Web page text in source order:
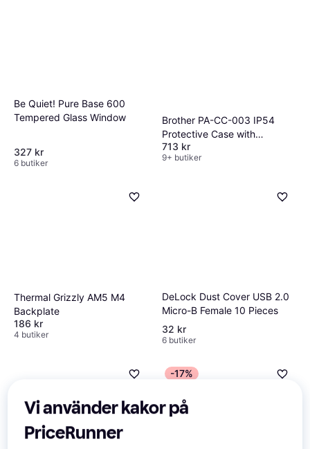
Be Quiet! Pure Base 600
Tempered Glass Window
327 kr
6 butiker
Brother PA-CC-003 IP54
Protective Case with
Shoulder Strap
713 kr
9+ butiker
Thermal Grizzly AM5 M4
Backplate
186 kr
4 butiker
DeLock Dust Cover USB 2.0
Micro-B Female 10 Pieces
32 kr
6 butiker
-17%
Vi använder kakor på
PriceRunner